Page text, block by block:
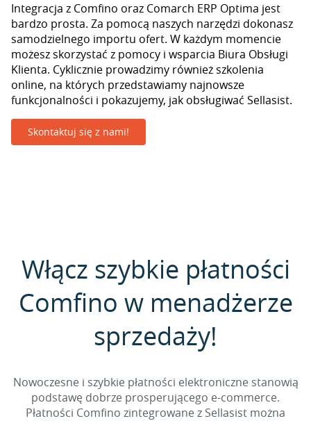
Integracja z Comfino oraz Comarch ERP Optima jest
bardzo prosta. Za pomocą naszych narzędzi dokonasz
samodzielnego importu ofert. W każdym momencie
możesz skorzystać z pomocy i wsparcia Biura Obsługi
Klienta. Cyklicznie prowadzimy również szkolenia
online, na których przedstawiamy najnowsze
funkcjonalności i pokazujemy, jak obsługiwać Sellasist.
Skontaktuj się z nami!
Włącz szybkie płatności
Comfino w menadżerze
sprzedaży!
Nowoczesne i szybkie płatności elektroniczne stanowią
podstawę dobrze prosperującego e-commerce.
Płatności Comfino zintegrowane z Sellasist można